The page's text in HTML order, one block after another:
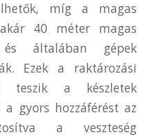
míg a magas
40 méter magas
általában gépek
Ezek a raktározási
teszik a készletek
a gyors hozzáférést az
a veszteség